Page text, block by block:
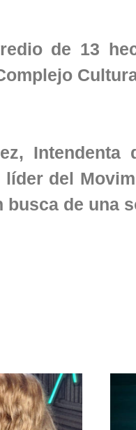
de 13
Intendenta
del
busca de una